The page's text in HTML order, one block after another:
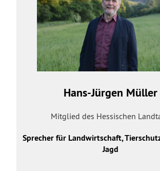
Hans-Jürgen Müller
Mitglied des Hessischen
Sprecher für Landwirtschaft,
Jagd